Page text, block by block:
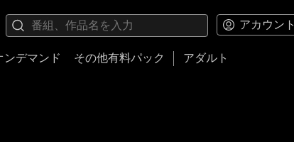
アカウント
ンデマンド その他有料パック アダルト